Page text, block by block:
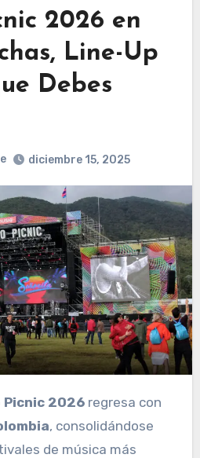
2026 en
Line-Up
Debes
diciembre 15, 2025
2026regresa con
, consolidándose
de música más